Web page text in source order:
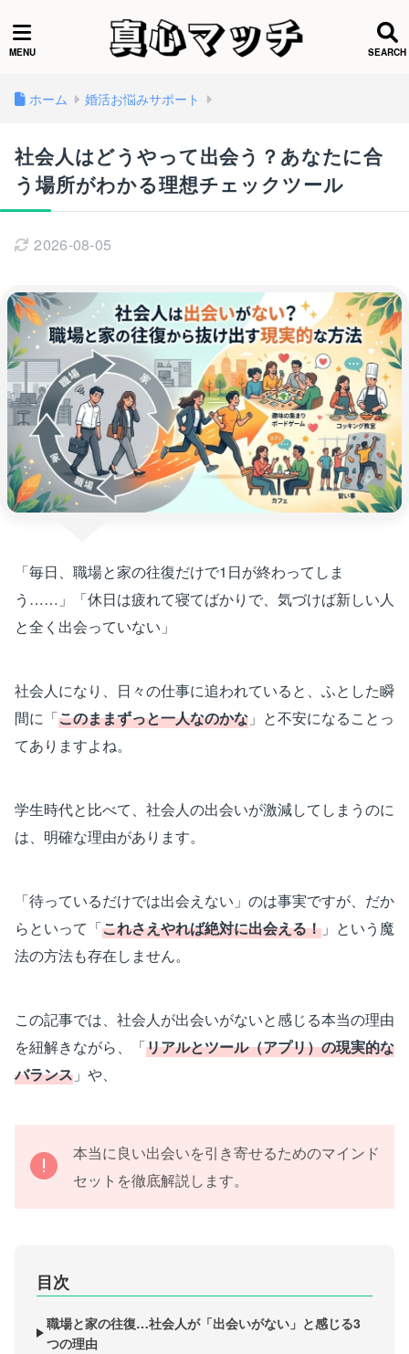
ホーム 婚活お悩みサポート
社会人はどうやって出会う？あなたに合
う場所がわかる理想チェックツール
2026-08-05
「毎日、職場と家の往復だけで1日が終わってしま
う……」「休日は疲れて寝てばかりで、気づけば新しい人
と全く出会っていない」
社会人になり、日々の仕事に追われていると、ふとした瞬
間に「このままずっと一人なのかな 」と不安になることっ
てありますよね。
学生時代と比べて、社会人の出会いが激減してしまうのに
は、明確な理由があります。
「待っているだけでは出会えない」のは事実ですが、だか
らといって「これさえやれば絶対に出会える！ 」という魔
法の方法も存在しません。
この記事では、社会人が出会いがないと感じる本当の理由
を紐解きながら、「リアルとツール（アプリ）の現実的な
バランス 」や、
本当に良い出会いを引き寄せるためのマインド
セットを徹底解説します。
目次
職場と家の往復…社会人が「出会いがない」と感じる3
つの理由